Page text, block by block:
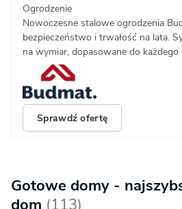
Ogrodzenie
Nowoczesne stalowe ogrodzenia
bezpieczeństwo i trwałość na lata.
na wymiar, dopasowane do każdego
Sprawdź ofertę
Gotowe domy -